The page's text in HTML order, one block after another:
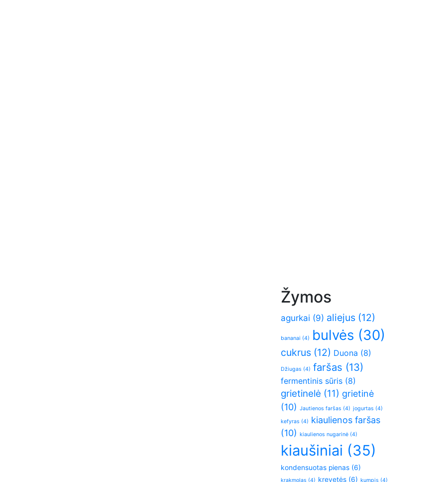
Žymos
agurkai (9) aliejus (12)
bananai (4) bulvės (30)
cukrus (12) Duona (8)
Džiugas (4) faršas (13)
fermentinis sūris (8)
grietinelė (11) grietinė
(10) Jautienos faršas (4) jogurtas (4)
kefyras (4) kiaulienos faršas
(10) kiaulienos nugarinė (4)
kiaušiniai (35)
kondensuotas pienas (6)
krakmolas (4) krevetės (6) kumpis (4)